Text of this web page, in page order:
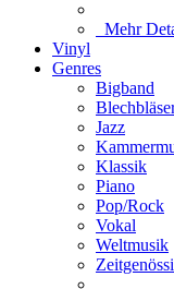
Mehr
Vinyl
Genres
Bigband
Jazz
Klassik
Piano
Pop/Rock
Vokal
Weltmusik